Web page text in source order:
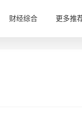
财经综合 更多推